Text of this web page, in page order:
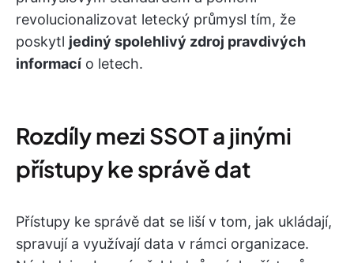
revolucionalizovat letecký průmysl tím, že
poskytl jediný spolehlivý zdroj pravdivých
informací o letech.
Rozdíly mezi SSOT a jinými
přístupy ke správě dat
Přístupy ke správě dat se liší v tom, jak ukládají,
spravují a využívají data v rámci organizace.